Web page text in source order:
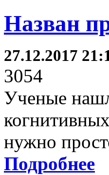
Назван
27.12.2017
3054
Ученые
нужно
Подробнее